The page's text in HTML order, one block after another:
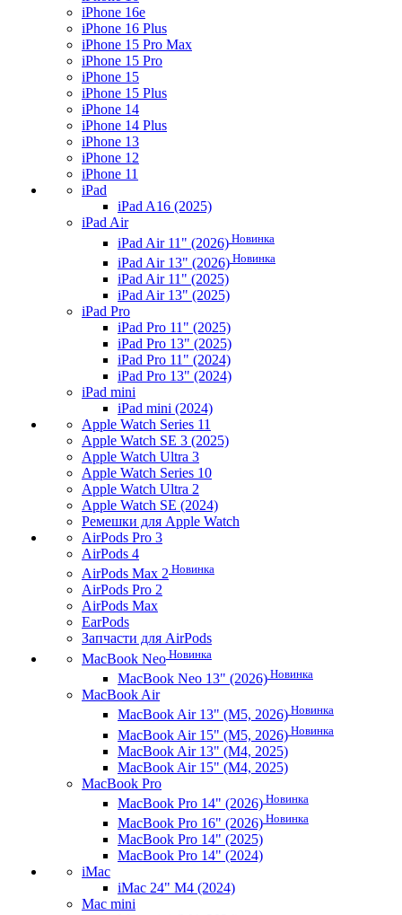
iPhone 16e
iPhone 16 Plus
iPhone 15 Pro Max
iPhone 15 Pro
iPhone 15
iPhone 15 Plus
iPhone 14
iPhone 14 Plus
iPhone 13
iPhone 12
iPhone 11
iPad
iPad A16 (2025)
iPad Air
iPad Air 11" (2026) Новинка
iPad Air 13" (2026) Новинка
iPad Air 11" (2025)
iPad Air 13" (2025)
iPad Pro
iPad Pro 11" (2025)
iPad Pro 13" (2025)
iPad Pro 11" (2024)
iPad Pro 13" (2024)
iPad mini
iPad mini (2024)
Apple Watch Series 11
Apple Watch SE 3 (2025)
Apple Watch Ultra 3
Apple Watch Series 10
Apple Watch Ultra 2
Apple Watch SE (2024)
Ремешки для Apple Watch
AirPods Pro 3
AirPods 4
AirPods Max 2 Новинка
AirPods Pro 2
AirPods Max
EarPods
Запчасти для AirPods
MacBook Neo Новинка
MacBook Neo 13" (2026) Новинка
MacBook Air
MacBook Air 13" (M5, 2026) Новинка
MacBook Air 15" (M5, 2026) Новинка
MacBook Air 13" (M4, 2025)
MacBook Air 15" (M4, 2025)
MacBook Pro
MacBook Pro 14" (2026) Новинка
MacBook Pro 16" (2026) Новинка
MacBook Pro 14" (2025)
MacBook Pro 14" (2024)
iMac
iMac 24" M4 (2024)
Mac mini